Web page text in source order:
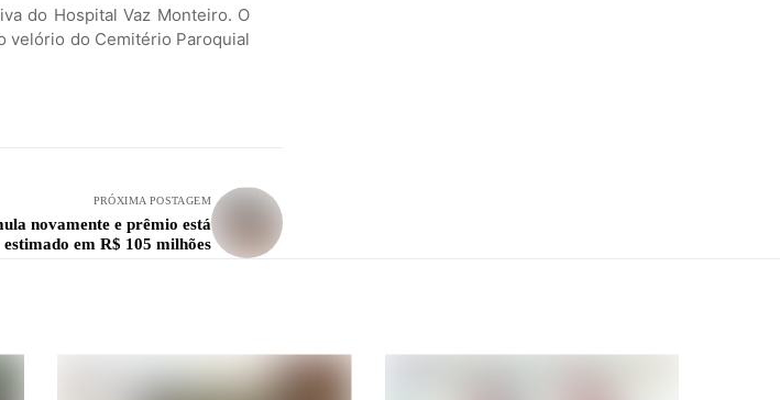
do Hospital Vaz Monteiro. O
velório do Cemitério Paroquial
PRÓXIMA POSTAGEM
novamente e prêmio está
estimado em R$ 105 milhões